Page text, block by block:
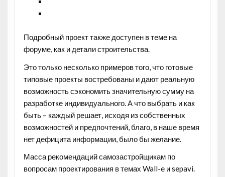
Подробный проект также доступен в теме на
форуме, как и детали строительства.
Это только несколько примеров того, что готовые
типовые проекты востребованы и дают реальную
возможность сэкономить значительную сумму на
разработке индивидуального. А что выбрать и как
быть – каждый решает, исходя из собственных
возможностей и предпочтений, благо, в наше время
нет дефицита информации, было бы желание.
Масса рекомендаций самозастройщикам по
вопросам проектирования в темах Wall-e и sepavi.